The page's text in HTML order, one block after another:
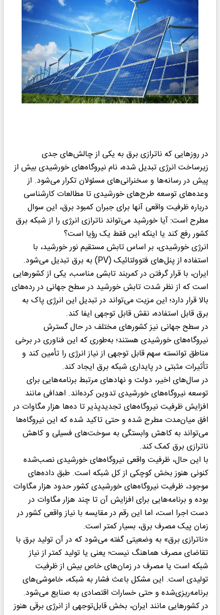
در روزهایی که ناترازی برق به یکی از چالش‌های جدی
زیرساخت انرژی تبدیل شده، نام نیروگاه‌های خورشیدی بیش از
پیش در رسانه‌ها و سخنرانی‌های مسئولان تکرار می‌شود. از
وعده‌های توسعه طرح‌های خورشیدی تا مطالعات کارشناسی
درباره ظرفیت واقعی آنها برای جبران کمبود برق، این سوال
مطرح است: آیا خورشید می‌تواند ناترازی انرژی را از شبکه برق
کشور رفع کند یا اینکه این فقط یک رؤیا است؟
انرژی خورشیدی، بر اساس تابش مستقیم نور خورشید، با
استفاده از پنل‌های فتوولتائیک (PV) به برق تبدیل می‌شود.
ایران، با قرار گرفتن در کمربند تابشی مناسب، یکی از کشورهایی
است که از نظر شدت تابش خورشید در سطح جهانی در رده‌های
بالا قرار دارد؛ این مزیت می‌تواند در تبدیل این انرژی پاک به
برق قابل استفاده، نقش قابل توجهی ایفا کند.
در سطح جهانی نیز کشورهای مختلف در حال گسترش
نیروگاه‌های خورشیدی هستند؛ به‌طوری که این فناوری در برخی
مناطق توانسته سهم قابل توجهی از نیاز انرژی را تأمین کند و
تأثیرات مثبتی در پایداری شبکه برق ایجاد کند.
در سال‌های اخیر، دولت و نهادهای مرتبط برنامه‌هایی برای
توسعه نیروگاه‌های خورشیدی تدوین کرده‌اند. اهدافی مانند
افزایش ظرفیت نیروگاه‌های تجدیدپذیر تا ده‌ها هزار مگاوات در
افق میان‌مدت مطرح شده و حتی تاکید شده که این نیروگاه‌ها
می‌تواند به کاهش وابستگی به سوخت‌های فسیلی و کاهش
ناترازی برق کمک کند.
با این حال، ظرفیت واقعی نیروگاه‌های خورشیدی نصب‌شده
کنونی هنوز بخش کوچکی از کل شبکه است. طبق داده‌های
موجود، ظرفیت نیروگاه‌های خورشیدی کشور حدود هزار مگاوات
بوده و برنامه‌هایی برای افزایش آن تا چند هزار مگاوات در
دست اجرا است، اما این رقم در مقایسه با نیاز واقعی کشور در
زمان پیک مصرف برق، بسیار کمتر است.
«ناترازی برق» به وضعیتی گفته می‌شود که در آن تولید برق با
تقاضای مصرف هماهنگ نیست؛ یعنی یا تولید کمتر از نیاز
شبکه است یا مصرف در زمان‌های خاص بیش از ظرفیت
تولیدی است. این مشکل باعث فشار به شبکه، خاموشی‌های
برنامه‌ریزی‌شده و حتی خسارات اقتصادی به صنایع می‌شود.
در کشورهایی مانند ایران، بخش قابل‌توجهی از انرژی برقی هنوز